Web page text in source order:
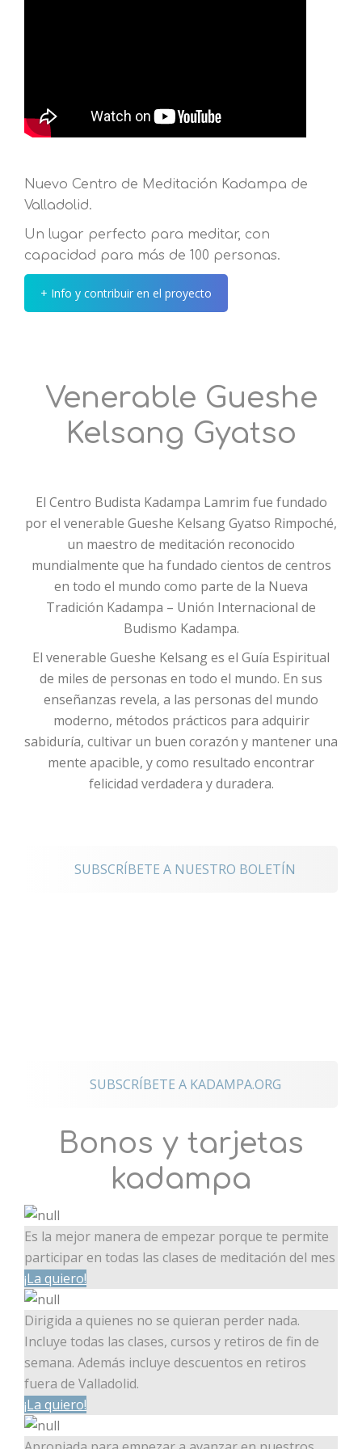
Nuevo Centro de Meditación Kadampa de
Valladolid.
Un lugar perfecto para meditar, con
capacidad para más de 100 personas.
+ Info y contribuir en el proyecto
Venerable Gueshe
Kelsang Gyatso
El Centro Budista Kadampa Lamrim fue fundado
por el venerable Gueshe Kelsang Gyatso Rimpoché,
un maestro de meditación reconocido
mundialmente que ha fundado cientos de centros
en todo el mundo como parte de la Nueva
Tradición Kadampa – Unión Internacional de
Budismo Kadampa.
El venerable Gueshe Kelsang es el Guía Espiritual
de miles de personas en todo el mundo. En sus
enseñanzas revela, a las personas del mundo
moderno, métodos prácticos para adquirir
sabiduría, cultivar un buen corazón y mantener una
mente apacible, y como resultado encontrar
felicidad verdadera y duradera.
SUBSCRÍBETE A NUESTRO BOLETÍN
SUBSCRÍBETE A KADAMPA.ORG
Bonos y tarjetas
kadampa
Es la mejor manera de empezar porque te permite
participar en todas las clases de meditación del mes
¡La quiero!
Dirigida a quienes no se quieran perder nada.
Incluye todas las clases, cursos y retiros de fin de
semana. Además incluye descuentos en retiros
fuera de Valladolid.
¡La quiero!